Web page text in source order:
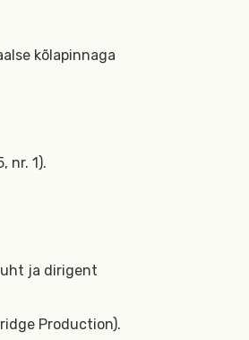
kõlapinnaga
nr. 1).
juht ja dirigent
Production).